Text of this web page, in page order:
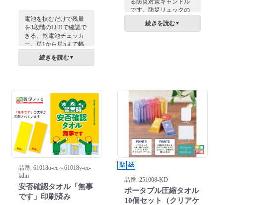
電池を挟むだけで残量
を3段階のLEDで確認で
きる、乾電池チェッカ
ー。単1から単5まで幅
広く対応し、家中のス
トック整理や防災バッ
テムです。
続きを読む▼
る防災対策キャンドル
です。防災リュックの
中に入れておきたい必
須アイテムです。
続きを読む▼
品番: 61018o-ec～61018y-ec-
kdm
安否確認タオル「無事
です」印刷済み
貼 紙
品番: 251008-KD
ポータブル圧縮タオル
10個セット（クリアケ